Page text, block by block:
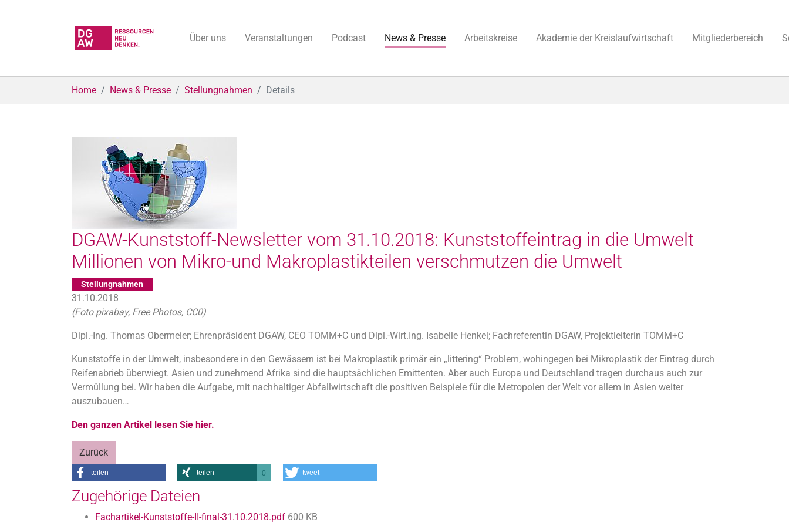
Über uns Veranstaltungen Podcast News & Presse Arbeitskreise Akademie der Kreislaufwirtschaft Mitgliederbereich
Home News & Presse Stellungnahmen Details
DGAW-Kunststoff-Newsletter vom 31.10.2018: Kunststoffeintrag in die Umwelt
Millionen von Mikro-und Makroplastikteilen verschmutzen die Umwelt
Stellungnahmen
31.10.2018
(Foto pixabay, Free Photos, CC0)
Dipl.-Ing. Thomas Obermeier; Ehrenpräsident DGAW, CEO TOMM+C und Dipl.-Wirt.Ing. Isabelle Henkel; Fachreferentin DGAW, Projektleiterin TOMM+C
Kunststoffe in der Umwelt, insbesondere in den Gewässern ist bei Makroplastik primär ein „littering“ Problem, wohingegen bei Mikroplastik der Eintrag durch
Reifenabrieb überwiegt. Asien und zunehmend Afrika sind die hauptsächlichen Emittenten. Aber auch Europa und Deutschland tragen durchaus auch zur
Vermüllung bei. Wir haben die Aufgabe, mit nachhaltiger Abfallwirtschaft die positiven Beispiele für die Metropolen der Welt vor allem in Asien weiter
auszubauen…
Den ganzen Artikel lesen Sie hier.
Zurück
teilen teilen 0 tweet
Zugehörige Dateien
Fachartikel-Kunststoffe-II-final-31.10.2018.pdf 600 KB